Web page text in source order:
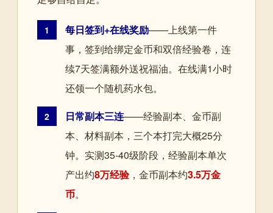
1 每日签到+在线奖励——上线第一件
事，签到给绑定金币和双倍经验卷，连
续7天签满额外送祝福油。在线满1小时
还领一个随机药水包。
2 日常副本三连——经验副本、金币副
本、材料副本，三个本打完大概25分
钟。实测35-40级阶段，经验副本单次
产出约8万经验，金币副本约3.5万金
币。